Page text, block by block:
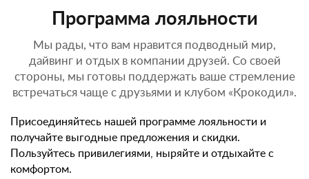
Программа лояльности
Мы рады, что вам нравится подводный мир,
дайвинг и отдых в компании друзей. Со своей
стороны, мы готовы поддержать ваше стремление
встречаться чаще с друзьями и клубом «Крокодил».
Присоединяйтесь нашей программе лояльности и
получайте выгодные предложения и скидки.
Пользуйтесь привилегиями, ныряйте и отдыхайте с
комфортом.